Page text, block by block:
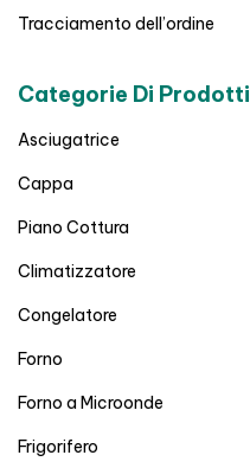
Tracciamento dell’ordine
Categorie Di Prodotti
Asciugatrice
Cappa
Piano Cottura
Climatizzatore
Congelatore
Forno
Forno a Microonde
Frigorifero